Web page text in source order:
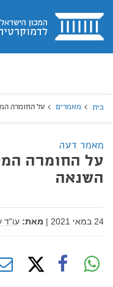
בית
בית מאמרים על החומרה
מאמר דעה
על החומרה
השנאה
24 במאי 2021 | מאת: עו"ד